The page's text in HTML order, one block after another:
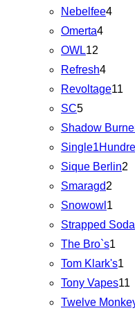
Nebelfee4
Omerta4
OWL12
Refresh4
Revoltage11
SC5
Shadow
Sique Berlin2
Smaragd2
Snowowl 1
Strapped Soda
The Bro`s1
Tom Klark's1
Tony Vapes11
Twelve